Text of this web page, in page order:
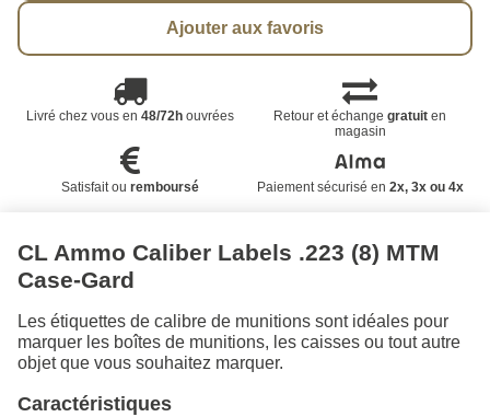
Ajouter aux favoris
Livré chez vous en 48/72houvrées Retour et échangegratuit en
magasin
Satisfait ou remboursé Paiement sécurisé en 2x, 3x ou 4x
CL Ammo Caliber Labels .223 (8) MTM
Case-Gard
Les étiquettes de calibre de munitions sont idéales pour
marquer les boîtes de munitions, les caisses ou tout autre
objet que vous souhaitez marquer.
Caractéristiques